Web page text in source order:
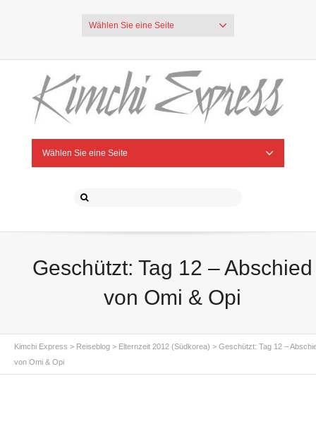
Wählen Sie eine Seite
Wählen Sie eine Seite
Geschützt: Tag 12 – Abschied
von Omi & Opi
Kimchi Express > Reiseblog > Elternzeit 2012 (Südkorea) > Geschützt: Tag 12 –
von Omi & Opi